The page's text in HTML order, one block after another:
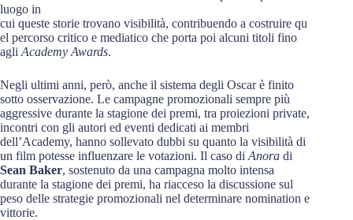
luogo in
cui queste storie trovano visibilità, contribuendo a costruire qu
el percorso critico e mediatico che porta poi alcuni titoli fino
agli Academy Awards.
Negli ultimi anni, però, anche il sistema degli Oscar è finito
sotto osservazione. Le campagne promozionali sempre più
aggressive durante la stagione dei premi, tra proiezioni private,
incontri con gli autori ed eventi dedicati ai membri
dell’Academy, hanno sollevato dubbi su quanto la visibilità di
un film potesse influenzare le votazioni. Il caso di Anora di
Sean Baker, sostenuto da una campagna molto intensa
durante la stagione dei premi, ha riacceso la discussione sul
peso delle strategie promozionali nel determinare nomination e
vittorie.